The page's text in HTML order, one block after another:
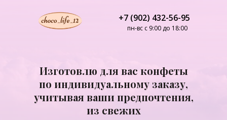
Изготовлю для вас конфеты
по индивидуальному заказу,
учитывая ваши предпочтения,
из свежих
+7 (902) 432-56-95
пн-вс с 9:00 до 18:00